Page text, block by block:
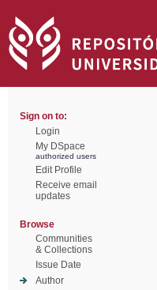
Sign on to:
Login
My DSpace
authorized users
Edit Profile
Receive email
updates
Browse
Communities
& Collections
Issue Date
Author